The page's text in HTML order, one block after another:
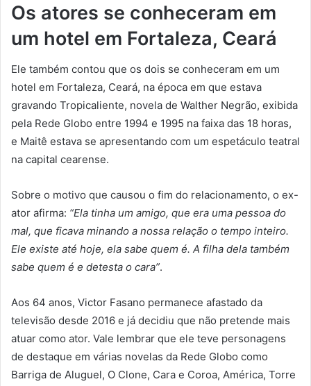
Os atores se conheceram em
um hotel em Fortaleza, Ceará
Ele também contou que os dois se conheceram em um
hotel em Fortaleza, Ceará, na época em que estava
gravando Tropicaliente, novela de Walther Negrão, exibida
pela Rede Globo entre 1994 e 1995 na faixa das 18 horas,
e Maitê estava se apresentando com um espetáculo teatral
na capital cearense.
Sobre o motivo que causou o fim do relacionamento, o ex-
ator afirma: “Ela tinha um amigo, que era uma pessoa do
mal, que ficava minando a nossa relação o tempo inteiro.
Ele existe até hoje, ela sabe quem é. A filha dela também
sabe quem é e detesta o cara”.
Aos 64 anos, Victor Fasano permanece afastado da
televisão desde 2016 e já decidiu que não pretende mais
atuar como ator. Vale lembrar que ele teve personagens
de destaque em várias novelas da Rede Globo como
Barriga de Aluguel, O Clone, Cara e Coroa, América, Torre